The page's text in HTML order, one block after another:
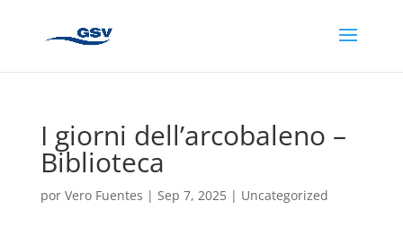
I giorni dell’arcobaleno –
Biblioteca
por Vero Fuentes | Sep 7, 2025| Uncategorized